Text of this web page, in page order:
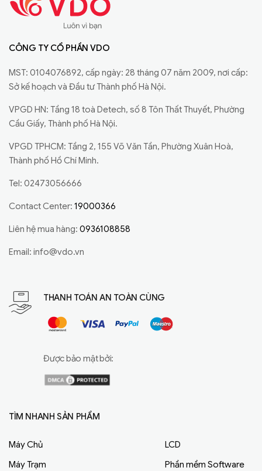
CÔNG TY CỔ PHẦN VDO
MST: 0104076892, cấp ngày: 28 tháng 07 năm 2009, nơi cấp:
Sở kế hoạch và Đầu tư Thành phố Hà Nội.
VPGD HN: Tầng 18 toà Detech, số 8 Tôn Thất Thuyết, Phường
Cầu Giấy, Thành phố Hà Nội.
VPGD TPHCM: Tầng 2, 155 Võ Văn Tần, Phường Xuân Hoà,
Thành phố Hồ Chí Minh.
Tel: 02473056666
Contact Center: 19000366
Liên hệ mua hàng: 0936108858
Email: info@vdo.vn
THANH TOÁN AN TOÀN CÙNG
Được bảo mật bởi:
TÌM NHANH SẢN PHẨM
Máy Chủ
Máy Trạm
LCD
Phần mềm Software